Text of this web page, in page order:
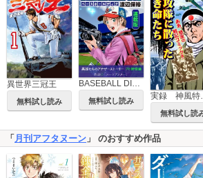
異世界三冠王
無料試し読み 無料試し読み
無料試し読
「月刊アフタヌーン 」 のおすすめ作品